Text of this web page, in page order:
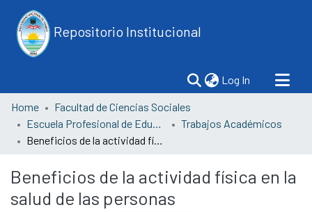
Repositorio Institucional
Log In (current)
Home
Facultad de Ciencias Sociales
Escuela Profesional de Educación
Trabajos Académicos
Beneficios de la actividad física en la salud de las personas
Beneficios de la actividad física en la
salud de las personas